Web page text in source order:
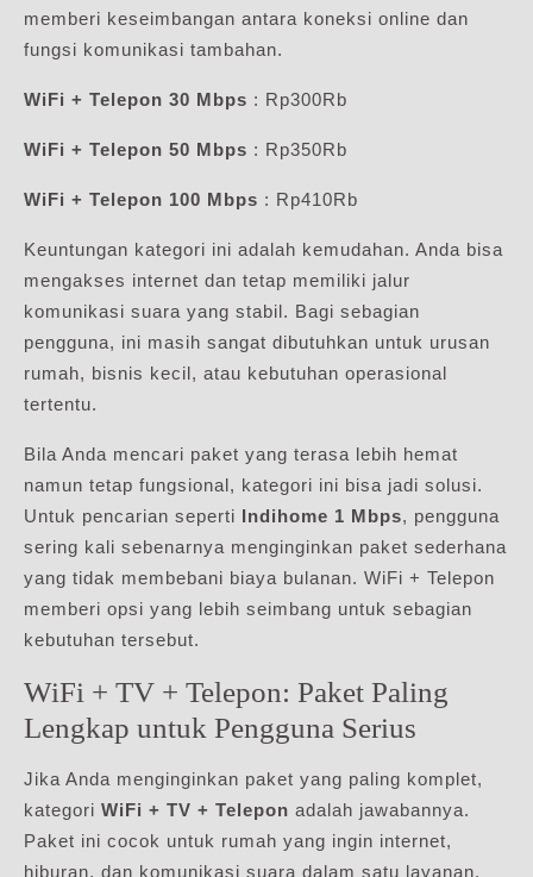
memberi keseimbangan antara koneksi online dan
fungsi komunikasi tambahan.
WiFi + Telepon 30 Mbps : Rp300Rb
WiFi + Telepon 50 Mbps : Rp350Rb
WiFi + Telepon 100 Mbps : Rp410Rb
Keuntungan kategori ini adalah kemudahan. Anda bisa
mengakses internet dan tetap memiliki jalur
komunikasi suara yang stabil. Bagi sebagian
pengguna, ini masih sangat dibutuhkan untuk urusan
rumah, bisnis kecil, atau kebutuhan operasional
tertentu.
Bila Anda mencari paket yang terasa lebih hemat
namun tetap fungsional, kategori ini bisa jadi solusi.
Untuk pencarian seperti
Indihome 1 Mbps, pengguna
sering kali sebenarnya menginginkan paket sederhana
yang tidak membebani biaya bulanan. WiFi + Telepon
memberi opsi yang lebih seimbang untuk sebagian
kebutuhan tersebut.
WiFi + TV + Telepon: Paket Paling
Lengkap untuk Pengguna Serius
Jika Anda menginginkan paket yang paling komplet,
kategori WiFi + TV + Telepon adalah jawabannya.
Paket ini cocok untuk rumah yang ingin internet,
hiburan, dan komunikasi suara dalam satu layanan.